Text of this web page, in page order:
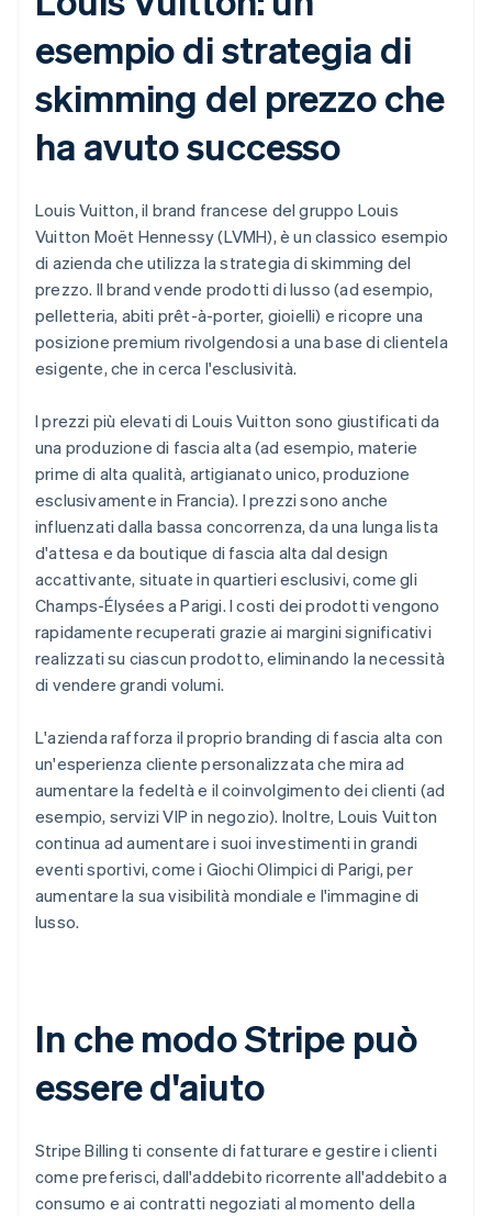
esempio di strategia di
skimming del prezzo che
ha avuto successo
Louis Vuitton, il brand francese del gruppo Louis
Vuitton Moët Hennessy (LVMH), è un classico esempio
di azienda che utilizza la strategia di skimming del
prezzo. Il brand vende prodotti di lusso (ad esempio,
pelletteria, abiti prêt-à-porter, gioielli) e ricopre una
posizione premium rivolgendosi a una base di clientela
esigente, che in cerca l'esclusività.
I prezzi più elevati di Louis Vuitton sono giustificati da
una produzione di fascia alta (ad esempio, materie
prime di alta qualità, artigianato unico, produzione
esclusivamente in Francia). I prezzi sono anche
influenzati dalla bassa concorrenza, da una lunga lista
d'attesa e da boutique di fascia alta dal design
accattivante, situate in quartieri esclusivi, come gli
Champs-Élysées a Parigi. I costi dei prodotti vengono
rapidamente recuperati grazie ai margini significativi
realizzati su ciascun prodotto, eliminando la necessità
di vendere grandi volumi.
L'azienda rafforza il proprio branding di fascia alta con
un'esperienza cliente personalizzata che mira ad
aumentare la fedeltà e il coinvolgimento dei clienti (ad
esempio, servizi VIP in negozio). Inoltre, Louis Vuitton
continua ad aumentare i suoi investimenti in grandi
eventi sportivi, come i Giochi Olimpici di Parigi, per
aumentare la sua visibilità mondiale e l'immagine di
lusso.
In che modo Stripe può
essere d'aiuto
Stripe Billing ti consente di fatturare e gestire i clienti
come preferisci, dall'addebito ricorrente all'addebito a
consumo e ai contratti negoziati al momento della